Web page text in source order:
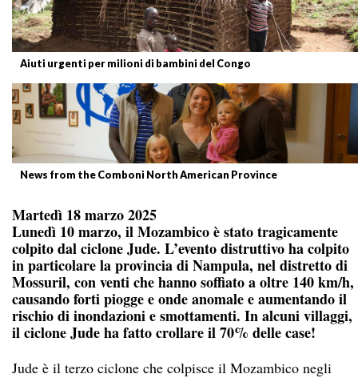
Aiuti urgenti per milioni di bambini del Congo
News from the Comboni North American Province
Martedì 18 marzo 2025
Lunedì 10 marzo, il Mozambico è stato tragicamente
colpito dal ciclone Jude. L’evento distruttivo ha colpito
in particolare la provincia di Nampula, nel distretto di
Mossuril, con venti che hanno soffiato a oltre 140 km/h,
causando forti piogge e onde anomale e aumentando il
rischio di inondazioni e smottamenti. In alcuni villaggi,
il ciclone Jude ha fatto crollare il 70% delle case!
Jude è il terzo ciclone che colpisce il Mozambico negli